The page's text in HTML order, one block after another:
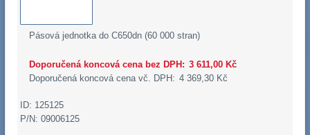
Pásová jednotka do C650dn (60 000 stran)
Doporučená koncová cena bez DPH: 3 611,00 Kč
Doporučená koncová cena vč. DPH: 4 369,30 Kč
ID: 125125
P/N: 09006125